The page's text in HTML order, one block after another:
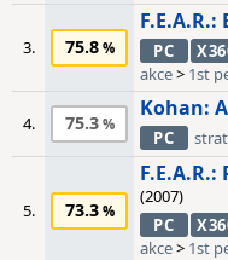
3. 75.8
PC
akce> 1st
4. 75.3
Kohan:
PC
5. 73.3
(2007)
PC
akce> 1st